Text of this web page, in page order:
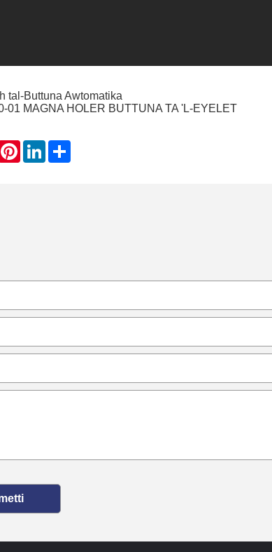
tal-Buttuna Awtomatika
01 MAGNA HOLER BUTTUNA TA 'L-EYELET
PinterestLinkedIn